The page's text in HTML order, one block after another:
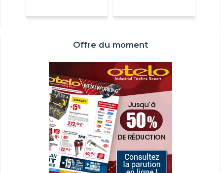
Offre du moment